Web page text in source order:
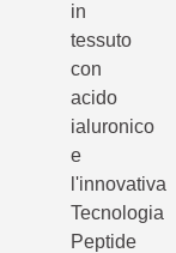
in
tessuto
con
acido
ialuronico
e
l'innovativa
Tecnologia
Peptide